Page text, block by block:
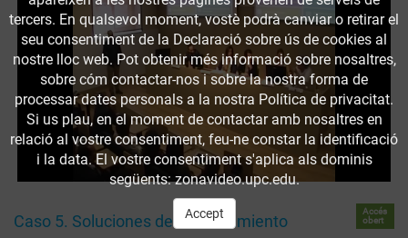
Caso 5. Soluciones de mantenimiento
Accés
obert
tercers. En qualsevol moment, vostè podrà canviar o retirar el
seu consentiment de la Declaració sobre ús de cookies al
nostre lloc web. Pot obtenir més informació sobre nosaltres,
sobre cóm contactar-nos i sobre la nostra forma de
processar dates personals a la nostra Política de privacitat.
Si us plau, en el moment de contactar amb nosaltres en
relació al vostre consentiment, feu-ne constar la identificació
i la data. El vostre consentiment s'aplica als dominis
següents: zonavideo.upc.edu.
Accept